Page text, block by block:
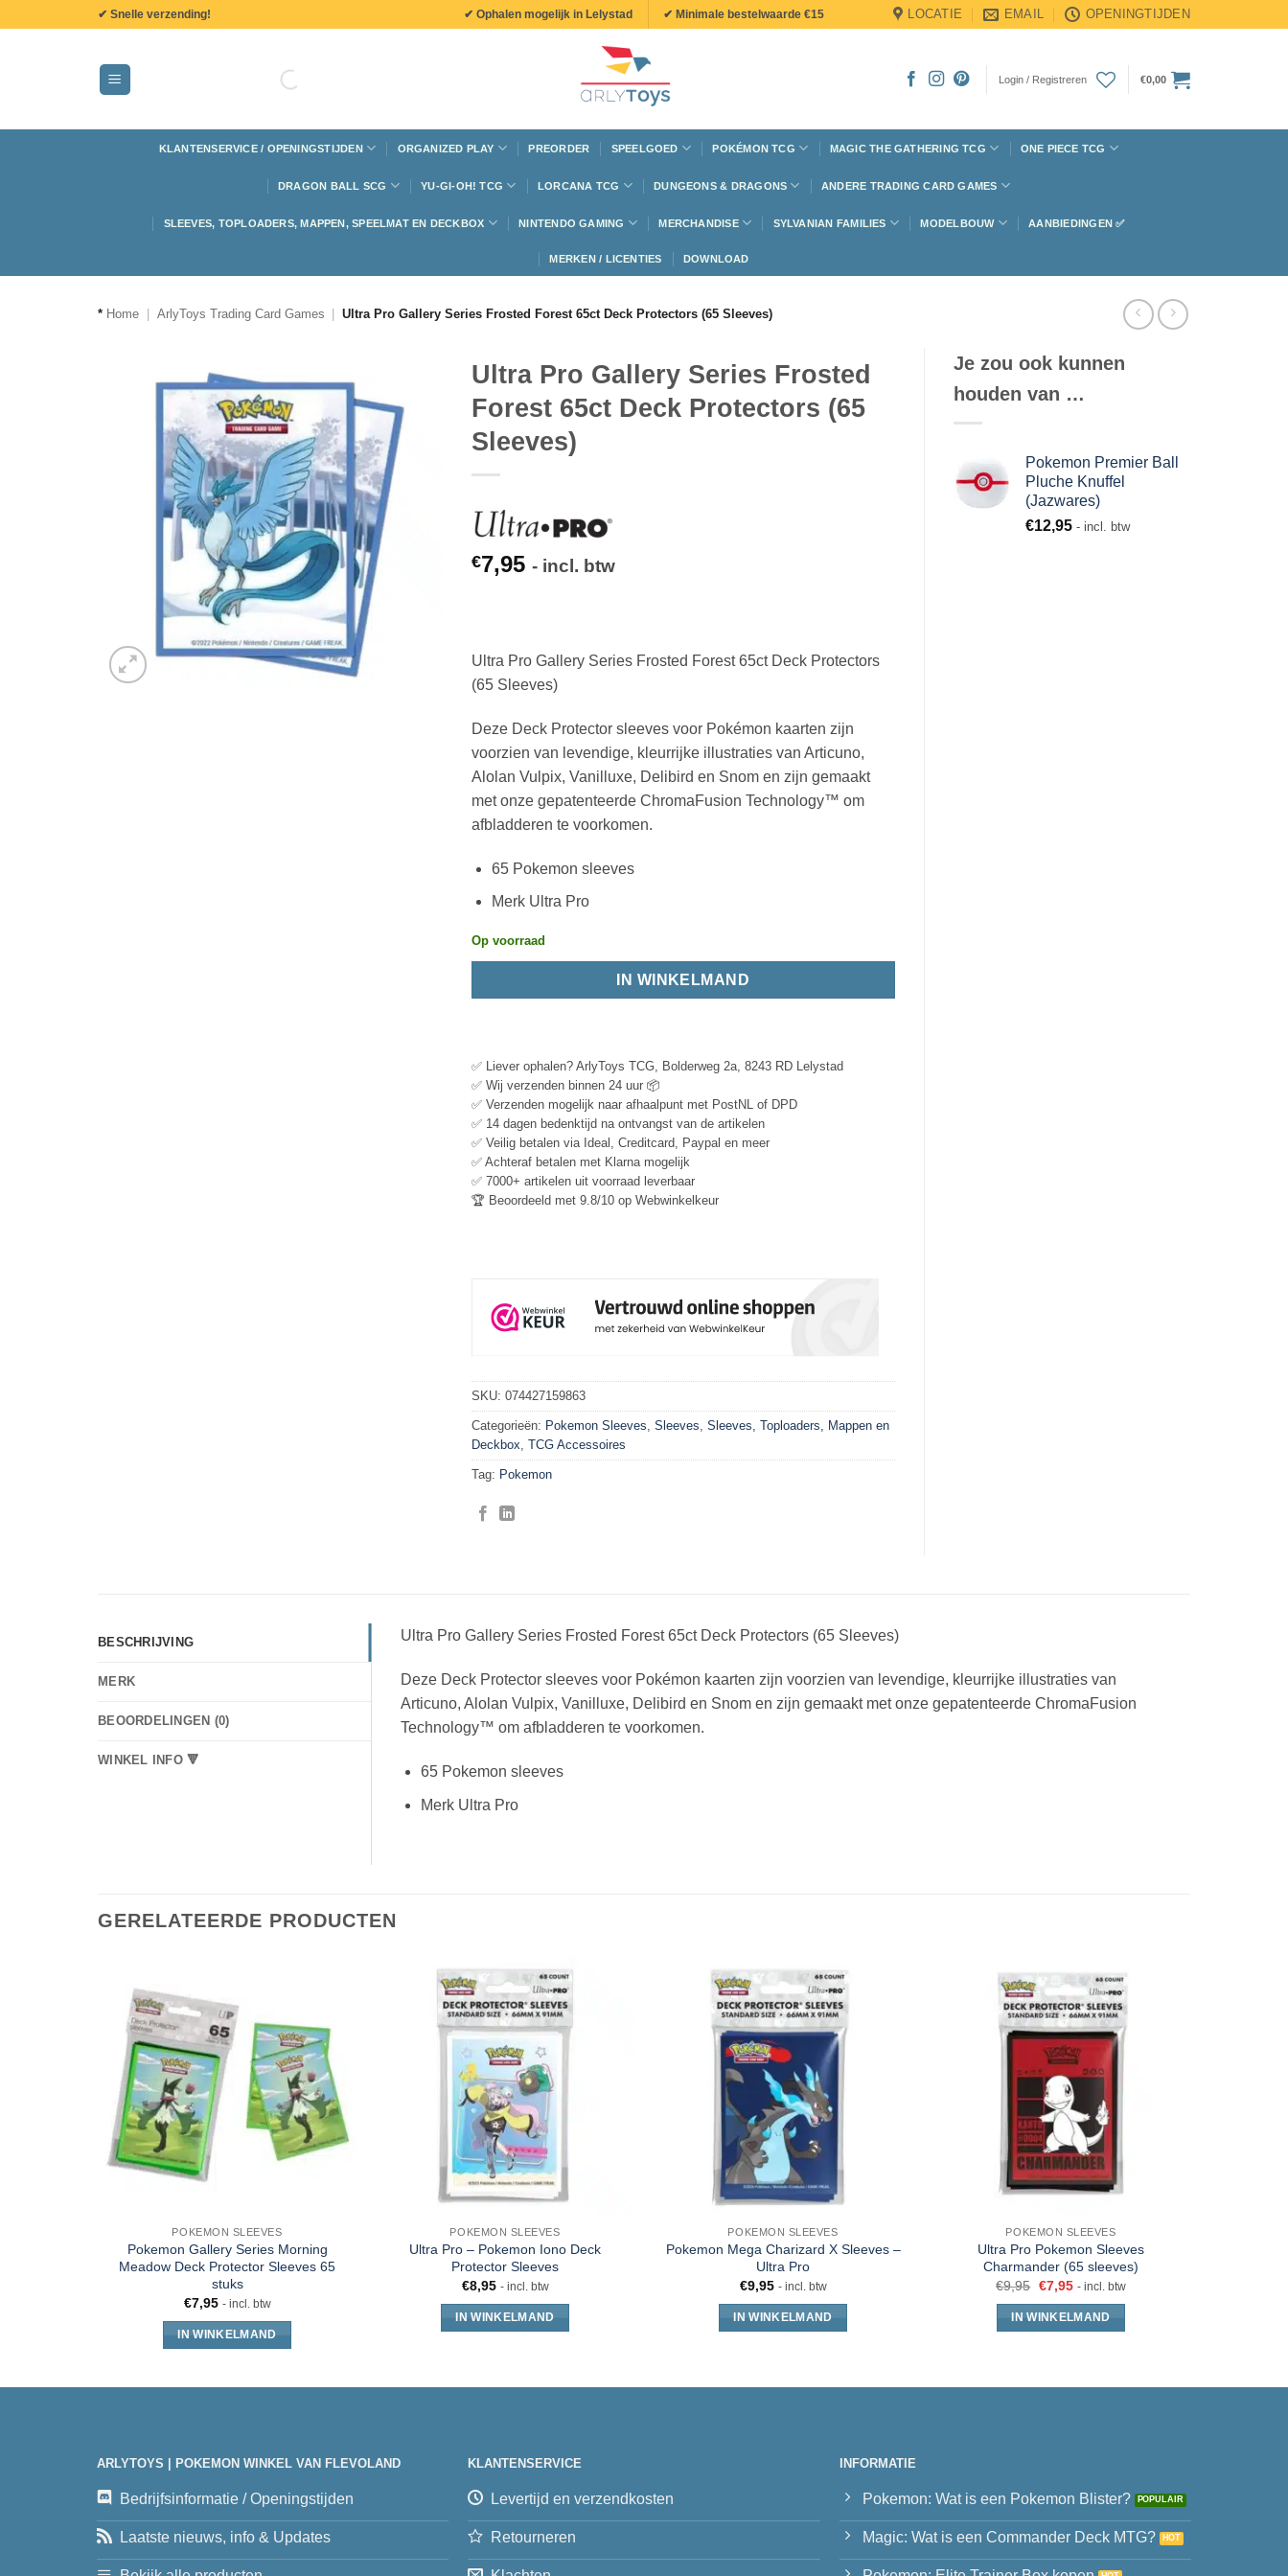
✔ Snelle verzending! ✔ Ophalen mogelijk in Lelystad ✔ Minimale bestelwaarde €15 LOCATIE EMAIL OPENINGTIJDEN
Login / Registreren €0,00
KLANTENSERVICE / OPENINGSTIJDEN ORGANIZED PLAY PREORDER SPEELGOED POKÉMON TCG MAGIC THE GATHERING TCG ONE PIECE TCG
DRAGON BALL SCG YU-GI-OH! TCG LORCANA TCG DUNGEONS & DRAGONS ANDERE TRADING CARD GAMES
SLEEVES, TOPLOADERS, MAPPEN, SPEELMAT EN DECKBOX NINTENDO GAMING MERCHANDISE SYLVANIAN FAMILIES MODELBOUW AANBIEDINGEN ✅
MERKEN / LICENTIES DOWNLOAD
* Home ArlyToys Trading Card Games Ultra Pro Gallery Series Frosted Forest 65ct Deck Protectors (65 Sleeves)
Ultra Pro Gallery Series Frosted
Forest 65ct Deck Protectors (65
Sleeves)
€7,95 - incl. btw
Ultra Pro Gallery Series Frosted Forest 65ct Deck Protectors
(65 Sleeves)
Deze Deck Protector sleeves voor Pokémon kaarten zijn
voorzien van levendige, kleurrijke illustraties van Articuno,
Alolan Vulpix, Vanilluxe, Delibird en Snom en zijn gemaakt
met onze gepatenteerde ChromaFusion Technology™ om
afbladderen te voorkomen.
65 Pokemon sleeves
Merk Ultra Pro
Op voorraad
IN WINKELMAND
✅ Liever ophalen? ArlyToys TCG, Bolderweg 2a, 8243 RD Lelystad
✅ Wij verzenden binnen 24 uur 📦
✅ Verzenden mogelijk naar afhaalpunt met PostNL of DPD
✅ 14 dagen bedenktijd na ontvangst van de artikelen
✅ Veilig betalen via Ideal, Creditcard, Paypal en meer
✅ Achteraf betalen met Klarna mogelijk
✅ 7000+ artikelen uit voorraad leverbaar
🏆 Beoordeeld met 9.8/10 op Webwinkelkeur
SKU: 074427159863
Categorieën: Pokemon Sleeves Sleeves Sleeves, Toploaders, Mappen en
Deckbox TCG Accessoires
Tag: Pokemon
Je zou ook kunnen
houden van …
Pokemon Premier Ball
Pluche Knuffel
(Jazwares)
€12,95 - incl. btw
BESCHRIJVING
MERK
BEOORDELINGEN (0)
WINKEL INFO 🔻
Ultra Pro Gallery Series Frosted Forest 65ct Deck Protectors (65 Sleeves)
Deze Deck Protector sleeves voor Pokémon kaarten zijn voorzien van levendige, kleurrijke illustraties van
Articuno, Alolan Vulpix, Vanilluxe, Delibird en Snom en zijn gemaakt met onze gepatenteerde ChromaFusion
Technology™ om afbladderen te voorkomen.
65 Pokemon sleeves
Merk Ultra Pro
GERELATEERDE PRODUCTEN
POKEMON SLEEVES
Pokemon Gallery Series Morning
Meadow Deck Protector Sleeves 65
stuks
€7,95 - incl. btw
IN WINKELMAND
POKEMON SLEEVES
Ultra Pro – Pokemon Iono Deck
Protector Sleeves
€8,95 - incl. btw
IN WINKELMAND
POKEMON SLEEVES
Pokemon Mega Charizard X Sleeves –
Ultra Pro
€9,95 - incl. btw
IN WINKELMAND
POKEMON SLEEVES
Ultra Pro Pokemon Sleeves
Charmander (65 sleeves)
€9,95 €7,95 - incl. btw
IN WINKELMAND
ARLYTOYS | POKEMON WINKEL VAN FLEVOLAND
Bedrijfsinformatie / Openingstijden
Laatste nieuws, info & Updates
KLANTENSERVICE
Levertijd en verzendkosten
Retourneren
INFORMATIE
Pokemon: Wat is een Pokemon Blister?
Magic: Wat is een Commander Deck MTG?